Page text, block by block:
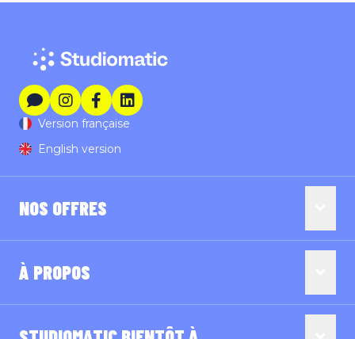
Version française
English version
NOS OFFRES
À PROPOS